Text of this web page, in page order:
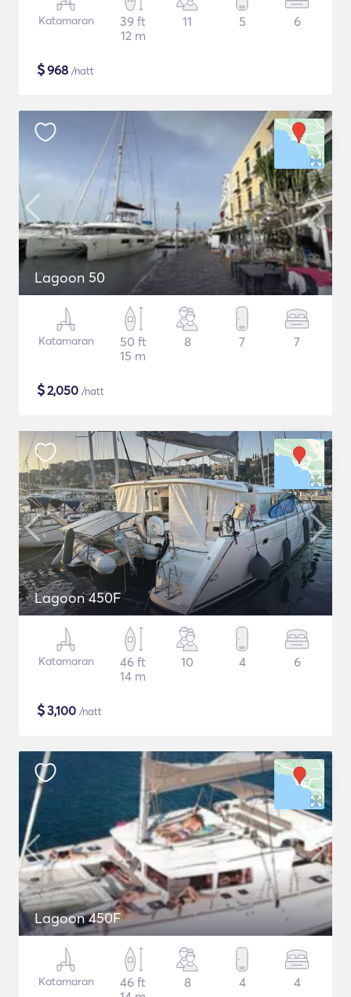
Katamaran
39 ft
12 m
11 5 6
$968 /natt
Lagoon 50
Katamaran
50 ft
15 m
8 7 7
$2,050 /natt
Lagoon 450F
Katamaran
46 ft
14 m
10 4 6
$3,100 /natt
Lagoon 450F
Katamaran
46 ft
8 4 4